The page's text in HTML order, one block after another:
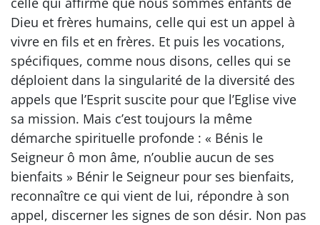
Dieu et frères humains, celle qui est un appel à
vivre en fils et en frères. Et puis les vocations,
spécifiques, comme nous disons, celles qui se
déploient dans la singularité de la diversité des
appels que l’Esprit suscite pour que l’Eglise vive
sa mission. Mais c’est toujours la même
démarche spirituelle profonde : « Bénis le
Seigneur ô mon âme, n’oublie aucun de ses
bienfaits » Bénir le Seigneur pour ses bienfaits,
reconnaître ce qui vient de lui, répondre à son
appel, discerner les signes de son désir. Non pas